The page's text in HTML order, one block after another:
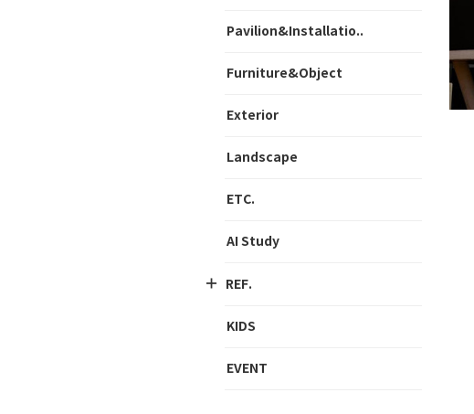
Pavilion&Installatio..
Furniture&Object
Exterior
Landscape
ETC.
AI Study
REF.
KIDS
EVENT